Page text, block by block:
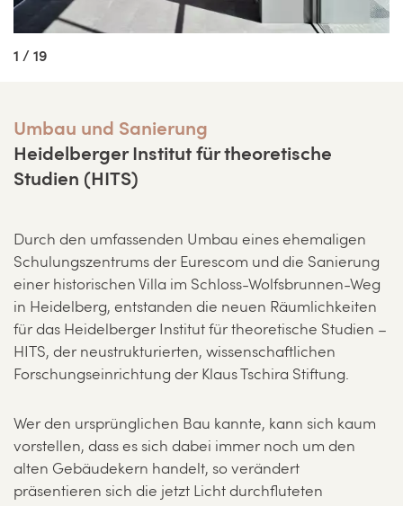
1 / 19
Umbau und Sanierung
Heidelberger Institut für theoretische
Studien (HITS)
Durch den umfassenden Umbau eines ehemaligen
Schulungszentrums der Eurescom und die Sanierung
einer historischen Villa im Schloss-Wolfsbrunnen-Weg
in Heidelberg, entstanden die neuen Räumlichkeiten
für das Heidelberger Institut für theoretische Studien –
HITS, der neustrukturierten, wissenschaftlichen
Forschungseinrichtung der Klaus Tschira Stiftung.
Wer den ursprünglichen Bau kannte, kann sich kaum
vorstellen, dass es sich dabei immer noch um den
alten Gebäudekern handelt, so verändert
präsentieren sich die jetzt Licht durchfluteten